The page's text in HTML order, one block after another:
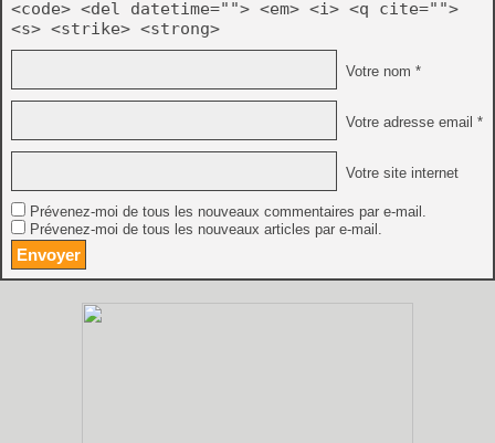
<code> <del datetime=""> <em> <i> <q cite="">
<s> <strike> <strong>
Votre nom *
Votre adresse email *
Votre site internet
Prévenez-moi de tous les nouveaux commentaires par e-mail.
Prévenez-moi de tous les nouveaux articles par e-mail.